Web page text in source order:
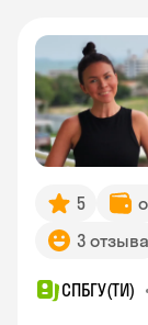
5
3 отзыва
СПБГУ(ТИ)